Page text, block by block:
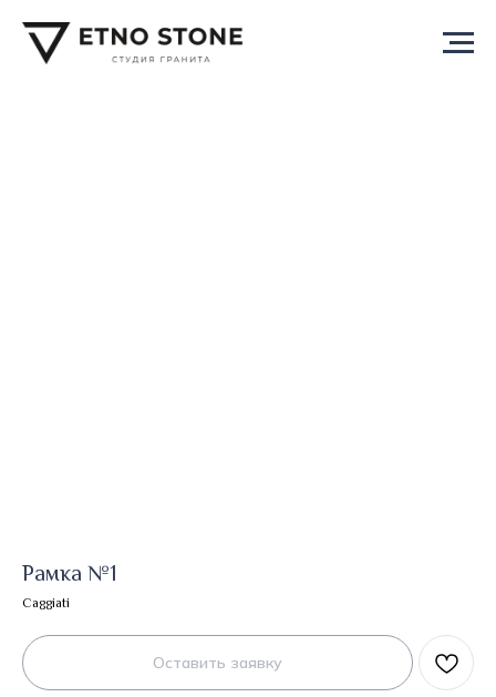
Рамка №1
Caggiati
Оставить заявку